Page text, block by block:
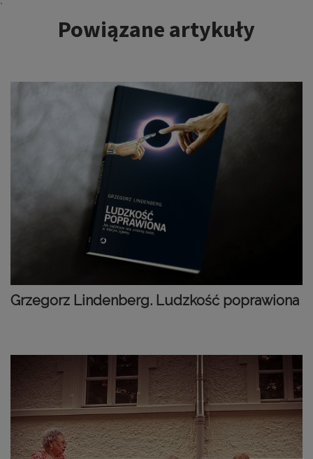
`
Powiązane artykuły
Grzegorz Lindenberg. Ludzkość poprawiona